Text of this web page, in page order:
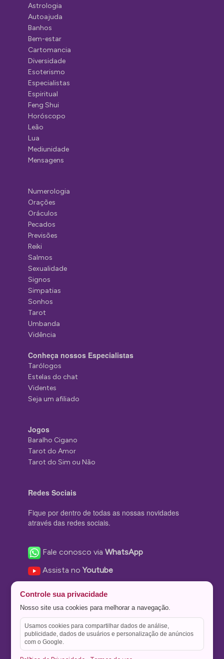
Astrologia
Autoajuda
Banhos
Bem-estar
Cartomancia
Diversidade
Esoterismo
Especialistas
Espiritual
Feng Shui
Horóscopo
Leão
Lua
Mediunidade
Mensagens
Numerologia
Orações
Oráculos
Pecados
Previsões
Reiki
Salmos
Sexualidade
Signos
Simpatias
Sonhos
Tarot
Umbanda
Vidência
Conheça nossos Especialistas
Tarólogos
Estelas do chat
Videntes
Seja um afiliado
Jogos
Baralho Cigano
Tarot do Amor
Tarot do Sim ou Não
Redes Sociais
Fique por dentro de todas as nossas novidades
através das redes sociais.
Fale conosco viaWhatsApp
Assista noYoutube
Nos siga no Instagram
Nos siga noTwitter
Salve no
Controle sua privacidade
Nosso site usa cookies para melhorar a navegação.
Usamos cookies para compartilhar dados de análise,
publicidade, dados de usuários e personalização de anúncios
com o Google.